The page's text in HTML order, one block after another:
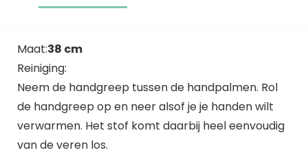
Maat:38 cm
Reiniging:
Neem de handgreep tussen de handpalmen. Rol
de handgreep op en neer alsof je je handen wilt
verwarmen. Het stof komt daarbij heel eenvoudig
van de veren los.